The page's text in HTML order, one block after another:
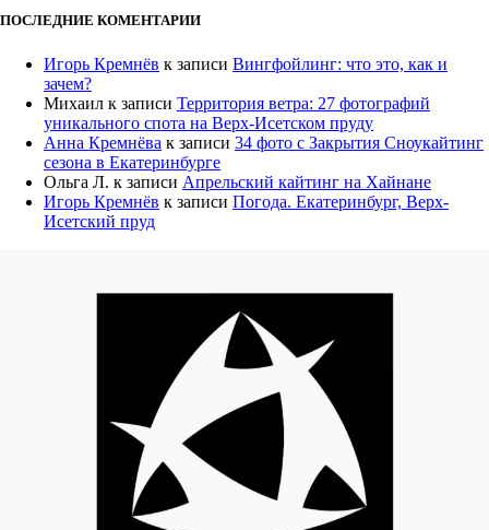
ПОСЛЕДНИЕ КОМЕНТАРИИ
Игорь Кремнёв к записи Вингфойлинг: что это, как и
зачем?
Михаил к записи Территория ветра: 27 фотографий
уникального спота на Верх-Исетском пруду
Анна Кремнёва к записи 34 фото с Закрытия Сноукайтинг
сезона в Екатеринбурге
Ольга Л. к записи Апрельский кайтинг на Хайнане
Игорь Кремнёв к записи Погода. Екатеринбург, Верх-
Исетский пруд